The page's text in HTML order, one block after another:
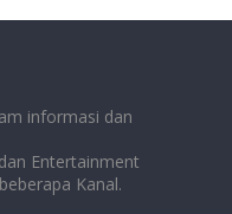
informasi dan
Entertainment
Kanal.